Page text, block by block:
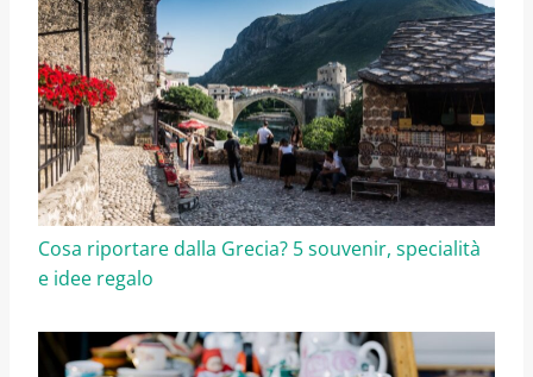
Cosa riportare dalla Grecia? 5 souvenir, specialità
e idee regalo